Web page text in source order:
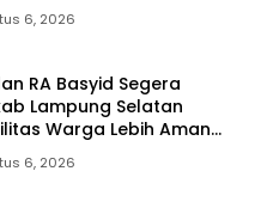
6, 2026
RA Basyid Segera
Lampung Selatan
Warga Lebih Aman
6, 2026